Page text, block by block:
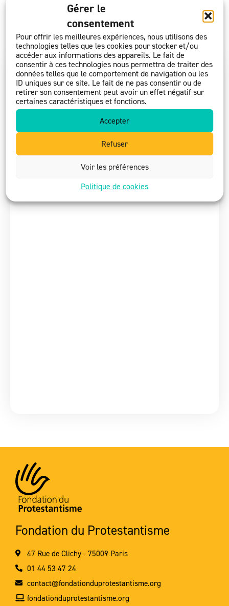
Gérer le
consentement
Pour offrir les meilleures expériences, nous utilisons des
technologies telles que les cookies pour stocker et/ou
accéder aux informations des appareils. Le fait de
consentir à ces technologies nous permettra de traiter des
données telles que le comportement de navigation ou les
ID uniques sur ce site. Le fait de ne pas consentir ou de
retirer son consentement peut avoir un effet négatif sur
certaines caractéristiques et fonctions.
Accepter
Refuser
Voir les préférences
Politique de cookies
Elisabeth BLANC
Date de création :16/11/2010
Fondation du Protestantisme
47 Rue de Clichy - 75009 Paris
01 44 53 47 24
contact@fondationduprotestantisme.org
fondationduprotestantisme.org